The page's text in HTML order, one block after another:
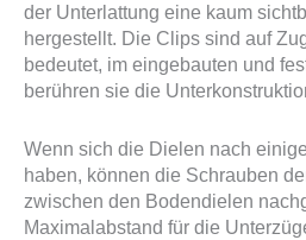
der Unterlattung eine kaum
hergestellt. Die Clips sind auf
bedeutet, im eingebauten und
berühren sie die
Wenn sich die Dielen nach
haben, können die Schrauben
zwischen den Bodendielen
Maximalabstand für die